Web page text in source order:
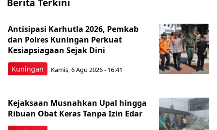
Berita Terkini
Kuningan
Antisipasi Karhutla 2026, Pemkab
dan Polres Kuningan Perkuat
Kesiapsiagaan Sejak Dini
Kamis, 6 Agu 2026 - 16:41
Kejaksaan Musnahkan Upal hingga
Ribuan Obat Keras Tanpa Izin Edar